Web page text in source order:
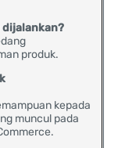
dijalankan?
produk.
kepada
muncul pada